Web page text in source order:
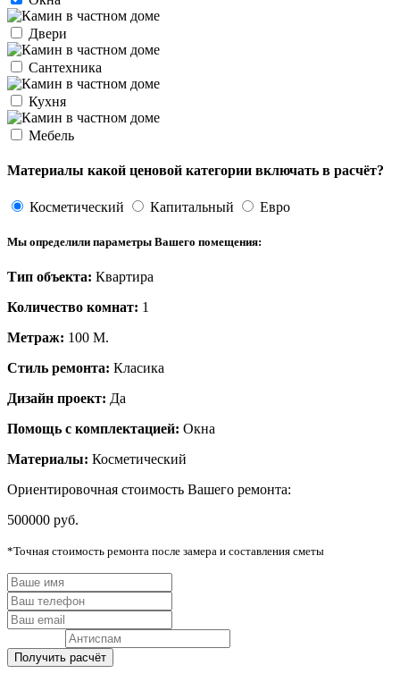
Двери
Сантехника
Кухня
Мебель
Материалы какой ценовой категории включать в расчёт?
Косметический Капитальный Евро
Мы определили параметры Вашего помещения:
Тип объекта: Квартира
Количество комнат: 1
Метраж: 100 М.
Стиль ремонта: Класика
Дизайн проект: Да
Помощь с комплектацией: Окна
Материалы: Косметический
Ориентировочная cтоимость Вашего ремонта:
500000 руб.
*Точная стоимость ремонта после замера и составления сметы